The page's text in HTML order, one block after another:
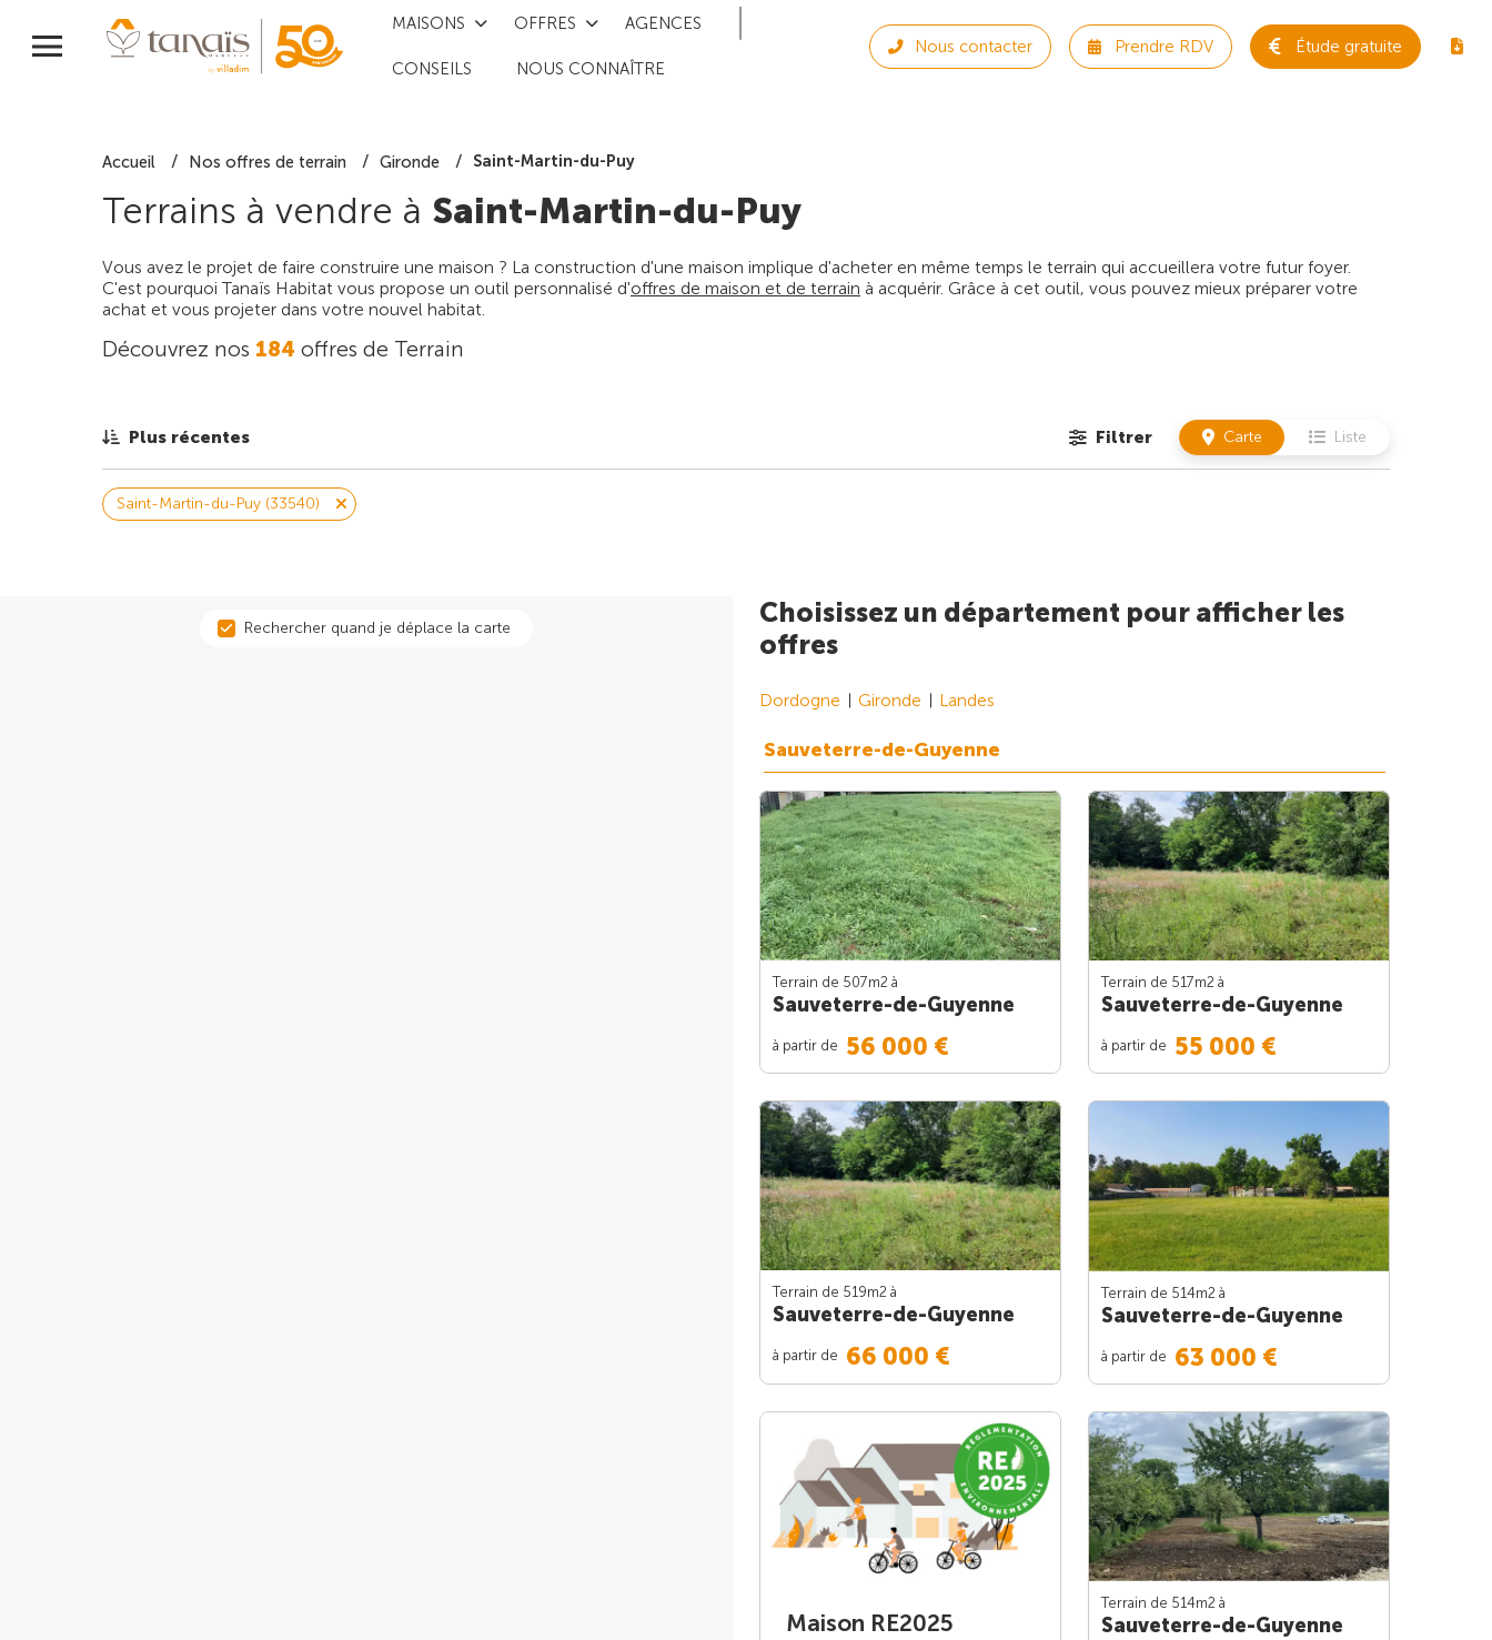
MAISONS OFFRES AGENCES
CONSEILS NOUS CONNAÎTRE
Nous contacter Prendre RDV Étude gratuite
Accueil Nos offres de terrain Gironde Saint-Martin-du-Puy
Terrains à vendre à Saint-Martin-du-Puy
Vous avez le projet de faire construire une maison ? La construction d'une maison implique d'acheter en même temps le terrain qui accueillera votre futur foyer.
C'est pourquoi Tanaïs Habitat vous propose un outil personnalisé d'offres de maison et de terrain à acquérir. Grâce à cet outil, vous pouvez mieux préparer votre
achat et vous projeter dans votre nouvel habitat.
Découvrez nos 184 offres de Terrain
Plus récentes Filtrer Carte Liste
Saint-Martin-du-Puy (33540)
Rechercher quand je déplace la carte
Choisissez un département pour afficher les
offres
Dordogne Gironde Landes
Sauveterre-de-Guyenne
Terrain de 507m2 à
Sauveterre-de-Guyenne
à partir de 56 000 €
Terrain de 517m2 à
Sauveterre-de-Guyenne
à partir de 55 000 €
Terrain de 519m2 à
Sauveterre-de-Guyenne
à partir de 66 000 €
Terrain de 514m2 à
Sauveterre-de-Guyenne
à partir de 63 000 €
Maison RE2025
Terrain de 514m2 à
Sauveterre-de-Guyenne